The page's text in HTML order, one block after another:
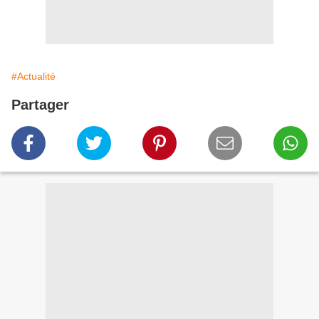
#Actualité
Partager